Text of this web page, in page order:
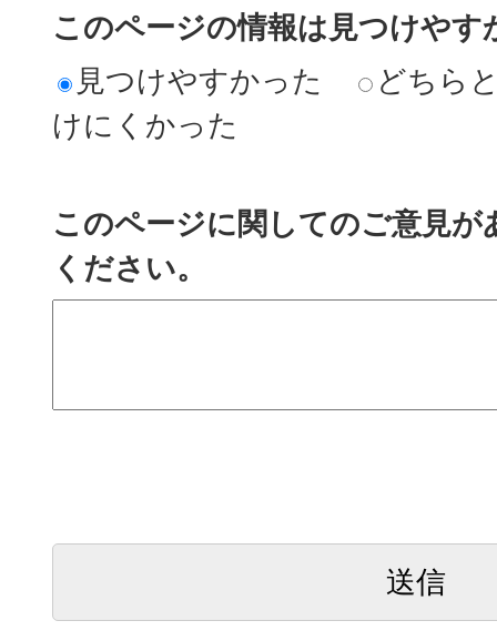
このページの情報は見つけやす
見つけやすかった
どちら
けにくかった
このページに関してのご意見
ください。